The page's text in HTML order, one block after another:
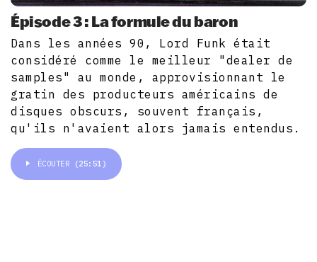
Épisode 3 : La formule du baron
Dans les années 90, Lord Funk était
considéré comme le meilleur "dealer de
samples" au monde, approvisionnant le
gratin des producteurs américains de
disques obscurs, souvent français,
qu'ils n'avaient alors jamais entendus.
ÉCOUTER (25:51)